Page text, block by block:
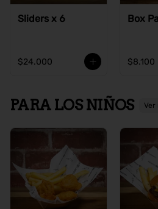
Sliders x 6
$24.000
Box
$8.100
PARA LOS NIÑOS Ver